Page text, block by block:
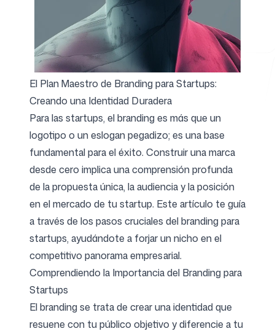
Centro de ayuda
Herramientas gratuitas
FAQ
Contacto
Iniciar sesión Regístrate
El Plan Maestro de Branding para Startups:
Creando una Identidad Duradera
Para las startups, el branding es más que un
logotipo o un eslogan pegadizo; es una base
fundamental para el éxito. Construir una marca
desde cero implica una comprensión profunda
de la propuesta única, la audiencia y la posición
en el mercado de tu startup. Este artículo te guía
a través de los pasos cruciales del branding para
startups, ayudándote a forjar un nicho en el
competitivo panorama empresarial.
Comprendiendo la Importancia del Branding para
Startups
El branding se trata de crear una identidad que
resuene con tu público objetivo y diferencie a tu